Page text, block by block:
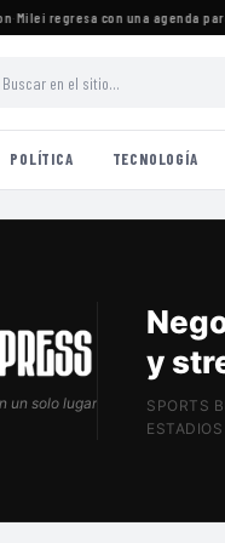
regresa con una agenda para
POLÍTICA TECNOLOGÍA
un solo lugar
y
SPORTS